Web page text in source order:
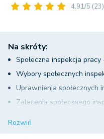
4.91/5 (23)
Na skróty:
Społeczna inspekcja
Wybory społecznych
Uprawnienia społecznych
Zalecenia społecznego
Rozwiń